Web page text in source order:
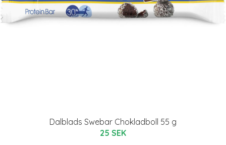
Dalblads Swebar Chokladboll 55 g
25 SEK